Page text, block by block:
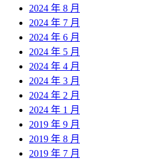
2024 年 8 月
2024 年 7 月
2024 年 6 月
2024 年 5 月
2024 年 4 月
2024 年 3 月
2024 年 2 月
2024 年 1 月
2019 年 9 月
2019 年 8 月
2019 年 7 月